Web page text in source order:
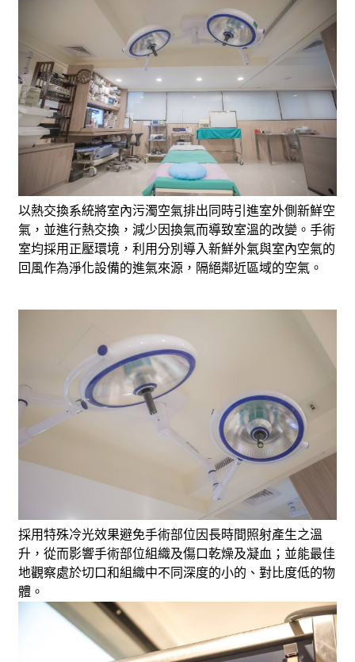
以熱交換系統將室內污濁空氣排出同時引進室外側新鮮空
氣，並進行熱交換，減少因換氣而導致室溫的改變。手術
室均採用正壓環境，利用分別導入新鮮外氣與室內空氣的
回風作為淨化設備的進氣來源，隔絕鄰近區域的空氣。
採用特殊冷光效果避免手術部位因長時間照射產生之溫
升，從而影響手術部位組織及傷口乾燥及凝血；並能最佳
地觀察處於切口和組織中不同深度的小的、對比度低的物
體。